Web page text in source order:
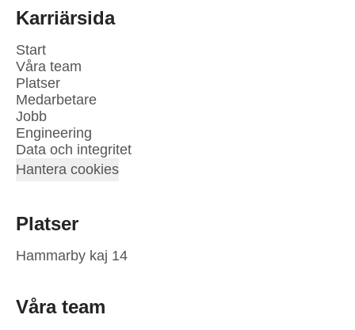
Karriärsida
Start
Våra team
Platser
Medarbetare
Jobb
Engineering
Data och integritet
Hantera cookies
Platser
Hammarby kaj 14
Våra team